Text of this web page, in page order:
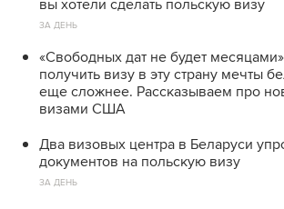
ЗА ДЕНЬ
«Свободных дат не будет
получить визу в эту страну мечты
еще сложнее. Рассказываем про
визами США
Два визовых центра в Беларуси
документов на польскую визу
ЗА ДЕНЬ